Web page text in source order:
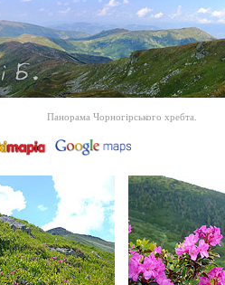
Панорама Чорногірського хребта.